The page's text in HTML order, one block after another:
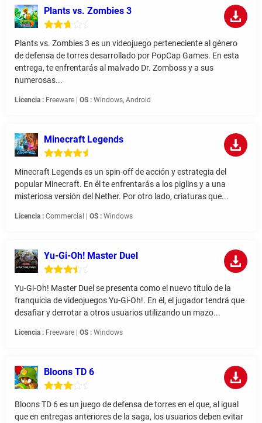
Plants vs. Zombies 3
Plants vs. Zombies 3 es un videojuego perteneciente al género
de defensa de torres desarrollado por PopCap Games. En esta
entrega, te enfrentarás al malvado Dr. Zomboss y a sus
numerosas...
Licencia : Freeware | OS : Windows, Android
Minecraft Legends
Minecraft Legends es un spin-off de acción y estrategia del
popular Minecraft. En él te enfrentarás a los piglins y a una
misteriosa versión del Nether. Por otro lado, criaturas que...
Licencia : Commercial | OS : Windows
Yu-Gi-Oh! Master Duel
Yu-Gi-Oh! Master Duel se presenta como el nuevo título de la
franquicia de videojuegos Yu-Gi-Oh!. En él, el jugador tendrá que
desafiar y derrotar a otros usuarios utilizando un mazo...
Licencia : Freeware | OS : Windows
Bloons TD 6
Bloons TD 6 es un juego de defensa de torres en el que, al igual
que en entregas anteriores de la saga, los usuarios deben evitar